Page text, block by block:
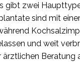
gibt zwei
sind mit
und weit
Beratung